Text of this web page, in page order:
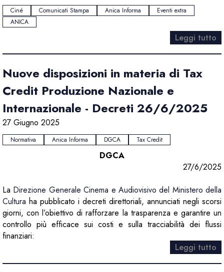
Ciné Comunicati Stampa Anica Informa
Eventi extra
ANICA
Leggi tutto
Nuove disposizioni in materia di Tax
Credit Produzione Nazionale e
Internazionale - Decreti 26/6/2025
27 Giugno 2025
Normativa Anica Informa DGCA Tax Credit
DGCA
27/6/2025
La Direzione Generale Cinema e Audiovisivo del Ministero della
Cultura ha pubblicato i decreti direttoriali, annunciati negli scorsi
giorni, con l’obiettivo di rafforzare la trasparenza e garantire un
controllo più efficace sui costi e sulla tracciabilità dei flussi
finanziari:
Leggi tutto